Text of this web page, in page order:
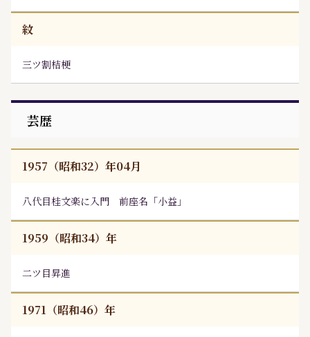
紋
三ツ割桔梗
芸歴
1957（昭和32）年04月
八代目桂文楽に入門 前座名「小益」
1959（昭和34）年
二ツ目昇進
1971（昭和46）年